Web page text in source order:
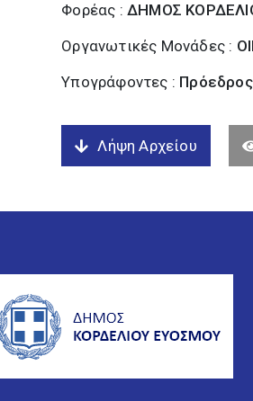
Φορέας :ΔΗΜΟΣ
Οργανωτικές Μονάδες :
Υπογράφοντες :
Λήψη Αρχείου